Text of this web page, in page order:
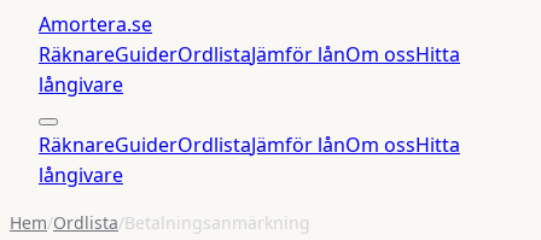
Amortera.se
RäknareGuiderOrdlistaJämför lånOm ossHitta
långivare
RäknareGuiderOrdlistaJämför lånOm ossHitta
långivare
Hem/Ordlista/Betalningsanmärkning